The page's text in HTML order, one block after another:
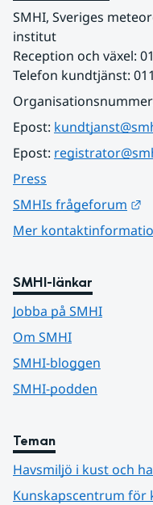
SMHI, Sveriges
institut
Reception och växel:
Telefon kundtjänst:
Epost:
Epost:
Press
SMHIs frågeforum
Mer
SMHI-länkar
Jobba på SMHI
Om SMHI
SMHI-bloggen
SMHI-podden
Teman
Havsmiljö i kust och
Kunskapscentrum för